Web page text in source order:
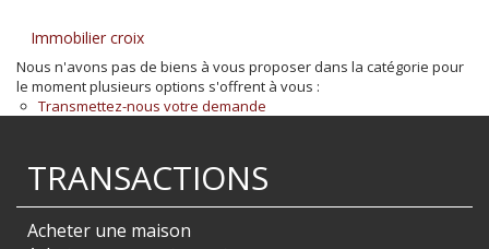
Immobilier croix
Nous n'avons pas de biens à vous proposer dans la catégorie pour
le moment plusieurs options s'offrent à vous :
Transmettez-nous votre demande
TRANSACTIONS
Acheter une maison